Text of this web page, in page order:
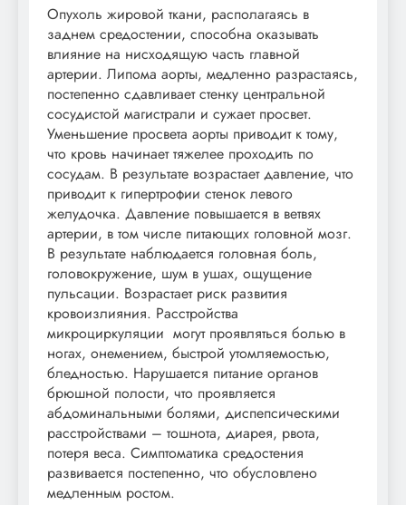
Опухоль жировой ткани, располагаясь в
заднем средостении, способна оказывать
влияние на нисходящую часть главной
артерии. Липома аорты, медленно разрастаясь,
постепенно сдавливает стенку центральной
сосудистой магистрали и сужает просвет.
Уменьшение просвета аорты приводит к тому,
что кровь начинает тяжелее проходить по
сосудам. В результате возрастает давление, что
приводит к гипертрофии стенок левого
желудочка. Давление повышается в ветвях
артерии, в том числе питающих головной мозг.
В результате наблюдается головная боль,
головокружение, шум в ушах, ощущение
пульсации. Возрастает риск развития
кровоизлияния. Расстройства
микроциркуляции могут проявляться болью в
ногах, онемением, быстрой утомляемостью,
бледностью. Нарушается питание органов
брюшной полости, что проявляется
абдоминальными болями, диспепсическими
расстройствами – тошнота, диарея, рвота,
потеря веса. Симптоматика средостения
развивается постепенно, что обусловлено
медленным ростом.